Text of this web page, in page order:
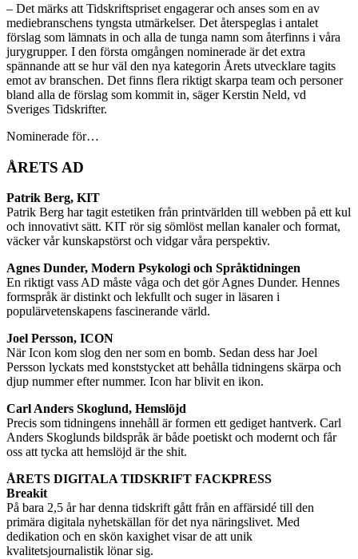
– Det märks att Tidskriftspriset engagerar och anses som en av
mediebranschens tyngsta utmärkelser. Det återspeglas i antalet
förslag som lämnats in och alla de tunga namn som återfinns i våra
jurygrupper. I den första omgången nominerade är det extra
spännande att se hur väl den nya kategorin Årets utvecklare tagits
emot av branschen. Det finns flera riktigt skarpa team och personer
bland alla de förslag som kommit in, säger Kerstin Neld, vd
Sveriges Tidskrifter.
Nominerade för…
ÅRETS AD
Patrik Berg, KIT
Patrik Berg har tagit estetiken från printvärlden till webben på ett kul
och innovativt sätt. KIT rör sig sömlöst mellan kanaler och format,
väcker vår kunskapstörst och vidgar våra perspektiv.
Agnes Dunder, Modern Psykologi och Språktidningen
En riktigt vass AD måste våga och det gör Agnes Dunder. Hennes
formspråk är distinkt och lekfullt och suger in läsaren i
populärvetenskapens fascinerande värld.
Joel Persson, ICON
När Icon kom slog den ner som en bomb. Sedan dess har Joel
Persson lyckats med konststycket att behålla tidningens skärpa och
djup nummer efter nummer. Icon har blivit en ikon.
Carl Anders Skoglund, Hemslöjd
Precis som tidningens innehåll är formen ett gediget hantverk. Carl
Anders Skoglunds bildspråk är både poetiskt och modernt och får
oss att tycka att hemslöjd är the shit.
ÅRETS DIGITALA TIDSKRIFT FACKPRESS
Breakit
På bara 2,5 år har denna tidskrift gått från en affärsidé till den
primära digitala nyhetskällan för det nya näringslivet. Med
dedikation och en skön kaxighet visar de att unik
kvalitetsjournalistik lönar sig.